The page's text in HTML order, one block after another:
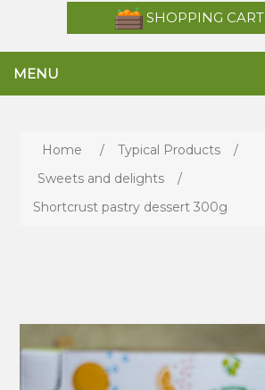
SHOPPING CART
MENU
Home / Typical Products
/
Sweets and delights
/
Shortcrust pastry dessert 300g